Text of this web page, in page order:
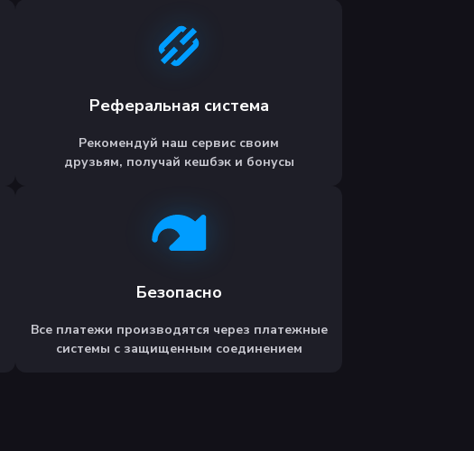
Реферальная система
Рекомендуй наш сервис своим
друзьям, получай кешбэк и бонусы
Безопасно
Все платежи производятся через платежные
системы с защищенным соединением